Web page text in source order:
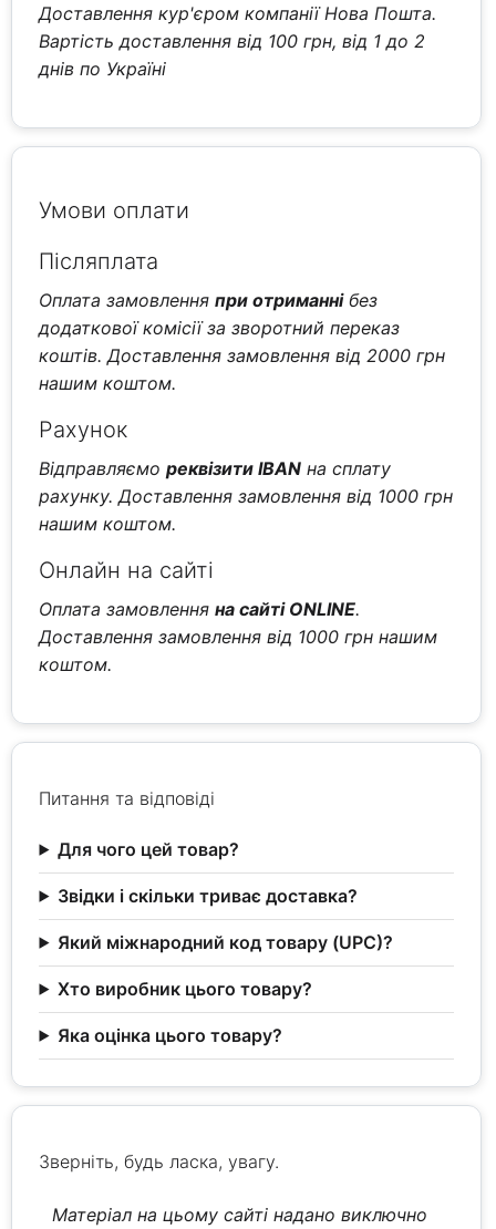
Доставлення кур'єром компанії Нова Пошта.
Вартість доставлення від 100 грн, від 1 до 2
днів по Україні
Умови оплати
Післяплата
Оплата замовленняпри отриманнібез
додаткової комісії за зворотний переказ
коштів. Доставлення замовлення від 2000 грн
нашим коштом.
Рахунок
Відправляємореквізити IBAN на сплату
рахунку. Доставлення замовлення від 1000 грн
нашим коштом.
Онлайн на сайті
Оплата замовленняна сайті ONLINE.
Доставлення замовлення від 1000 грн нашим
коштом.
Питання та відповіді
Для чого цей товар?
Звідки і скільки триває доставка?
Який міжнародний код товару (UPC)?
Хто виробник цього товару?
Яка оцінка цього товару?
Зверніть, будь ласка, увагу.
Матеріал на цьому сайті надано виключно